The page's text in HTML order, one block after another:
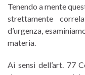
Tenendo a mente
strettamente
d’urgenza,
materia.
Ai sensi dell’art. 77